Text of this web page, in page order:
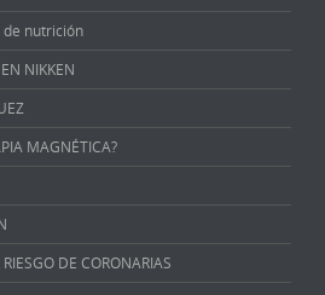
de nutrición
NIKKEN
MAGNÉTICA?
DE CORONARIAS